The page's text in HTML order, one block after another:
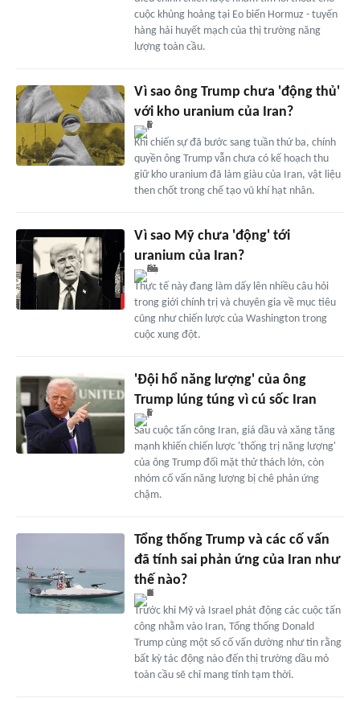
cuộc khủng hoảng tại Eo biển Hormuz - tuyến
hàng hải huyết mạch của thị trường năng
lượng toàn cầu.
Vì sao ông Trump chưa 'động thủ'
với kho uranium của Iran?
Khi chiến sự đã bước sang tuần thứ ba, chính
quyền ông Trump vẫn chưa có kế hoạch thu
giữ kho uranium đã làm giàu của Iran, vật liệu
then chốt trong chế tạo vũ khí hạt nhân.
Vì sao Mỹ chưa 'động' tới
uranium của Iran?
Thực tế này đang làm dấy lên nhiều câu hỏi
trong giới chính trị và chuyên gia về mục tiêu
cũng như chiến lược của Washington trong
cuộc xung đột.
'Đội hổ năng lượng' của ông
Trump lúng túng vì cú sốc Iran
Sau cuộc tấn công Iran, giá dầu và xăng tăng
mạnh khiến chiến lược 'thống trị năng lượng'
của ông Trump đối mặt thử thách lớn, còn
nhóm cố vấn năng lượng bị chê phản ứng
chậm.
Tổng thống Trump và các cố vấn
đã tính sai phản ứng của Iran như
thế nào?
Trước khi Mỹ và Israel phát động các cuộc tấn
công nhằm vào Iran, Tổng thống Donald
Trump cùng một số cố vấn dường như tin rằng
bất kỳ tác động nào đến thị trường dầu mỏ
toàn cầu sẽ chỉ mang tính tạm thời.